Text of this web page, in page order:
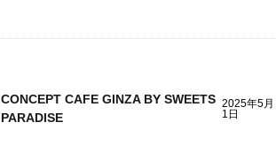
CONCEPT CAFE GINZA BY SWEETS
PARADISE
2025年5月
1日